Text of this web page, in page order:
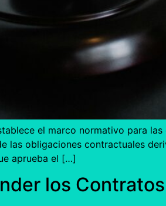
el marco normativo para
las obligaciones contractuales
aprueba el […]
los